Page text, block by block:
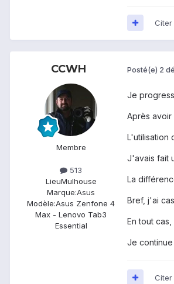
Citer
CCWH
Membre
513
LieuMulhouse
Marque:Asus
Modèle:Asus Zenfone 4
Max - Lenovo Tab3
Essential
Posté(e) 2
Je
Après
L'utilisation
J'avais fait
La
Bref, j'ai
En tout
Je continue
Citer